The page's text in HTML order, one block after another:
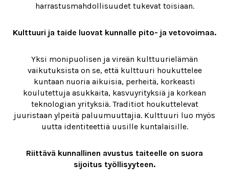
harrastusmahdollisuudet tukevat toisiaan.
Kulttuuri ja taide luovat kunnalle pito- ja vetovoimaa.
Yksi monipuolisen ja vireän kulttuurielämän
vaikutuksista on se, että kulttuuri houkuttelee
kuntaan nuoria aikuisia, perheitä, korkeasti
koulutettuja asukkaita, kasvuyrityksiä ja korkean
teknologian yrityksiä. Traditiot houkuttelevat
juuristaan ylpeitä paluumuuttajia. Kulttuuri luo myös
uutta identiteettiä uusille kuntalaisille.
Riittävä kunnallinen avustus taiteelle on suora
sijoitus työllisyyteen.